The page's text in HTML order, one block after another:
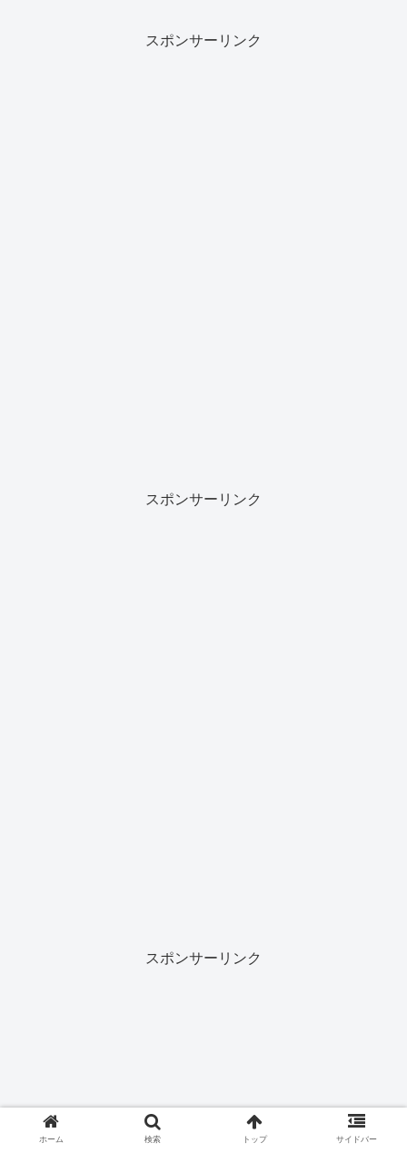
スポンサーリンク
スポンサーリンク
スポンサーリンク
ホーム 検索 トップ サイドバー